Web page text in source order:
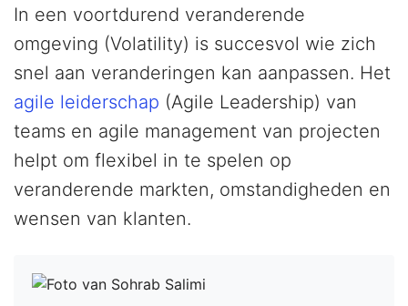
In een voortdurend veranderende
omgeving (Volatility) is succesvol wie zich
snel aan veranderingen kan aanpassen. Het
agile leiderschap (Agile Leadership) van
teams en agile management van projecten
helpt om flexibel in te spelen op
veranderende markten, omstandigheden en
wensen van klanten.